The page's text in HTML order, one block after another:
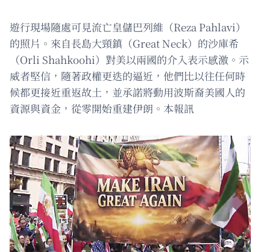
遊行現場隨處可見流亡皇儲巴列維（Reza Pahlavi）
的照片。來自長島大頸鎮（Great Neck）的沙庫希
（Orli Shahkoohi）對美以兩國的介入表示感激。示
威者堅信，隨著政權更迭的逼近，他們比以往任何時
候都更接近重返故土，並承諾將動用波斯裔美國人的
資源與資金，從零開始重建伊朗。本報訊